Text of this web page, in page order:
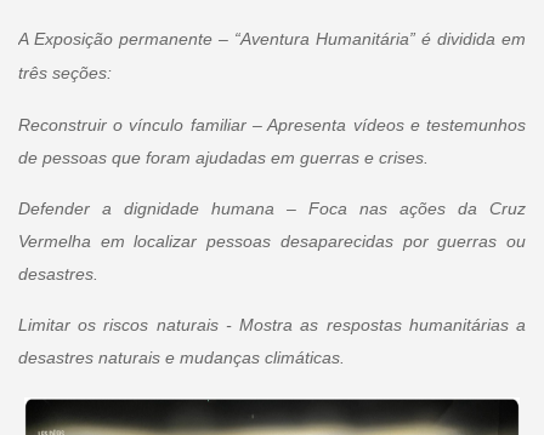
A Exposição permanente – “Aventura Humanitária” é dividida em
três seções:
Reconstruir o vínculo familiar – Apresenta vídeos e testemunhos
de pessoas que foram ajudadas em guerras e crises.
Defender a dignidade humana – Foca nas ações da Cruz
Vermelha em localizar pessoas desaparecidas por guerras ou
desastres.
Limitar os riscos naturais - Mostra as respostas humanitárias a
desastres naturais e mudanças climáticas.